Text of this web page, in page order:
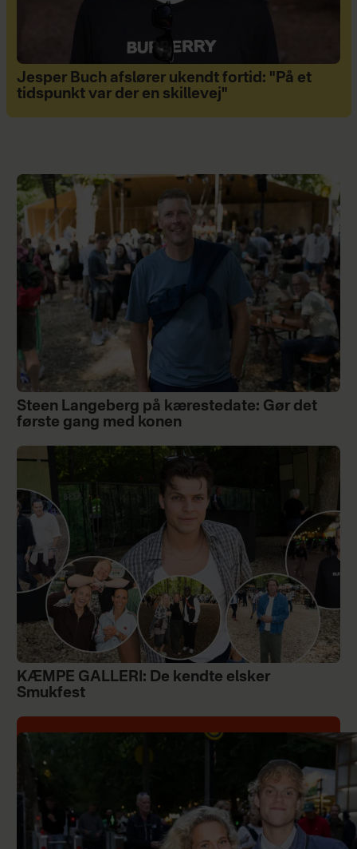
Jesper Buch afslører ukendt fortid: "På et
tidspunkt var der en skillevej"
Steen Langeberg på kærestedate: Gør det
første gang med konen
KÆMPE GALLERI: De kendte elsker
Smukfest